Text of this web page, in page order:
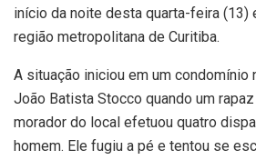
início da noite desta quarta-feira (13)
região metropolitana de Curitiba.
A situação iniciou em um condomínio
João Batista Stocco quando um
morador do local efetuou quatro
homem. Ele fugiu a pé e tentou se